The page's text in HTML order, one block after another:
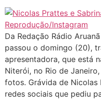
Da Redação Rádio
passou o domingo (20),
apresentadora, que está
Niterói, no Rio de
fotos. Grávida de
redes sociais que pediu